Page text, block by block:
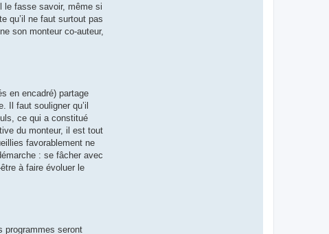
le fasse savoir, même si
qu’il ne faut surtout pas
son monteur co-auteur,
en encadré) partage
Il faut souligner qu’il
ce qui a constitué
du monteur, il est tout
favorablement ne
: se fâcher avec
à faire évoluer le
programmes seront